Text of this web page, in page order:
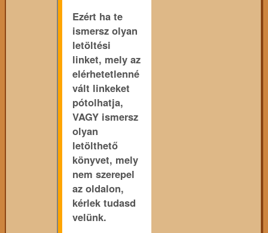
Ezért ha te
ismersz olyan
letöltési
linket, mely az
elérhetetlenné
vált linkeket
pótolhatja,
VAGY ismersz
olyan
letölthető
könyvet, mely
nem szerepel
az oldalon,
kérlek tudasd
velünk.